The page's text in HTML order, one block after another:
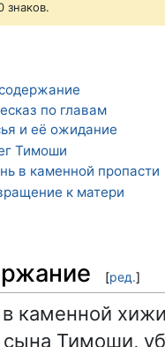
знаков.
по главам
и её ожидание
Тимоши
в каменной пропасти
к матери
[ред.]
каменной
Тимоши,